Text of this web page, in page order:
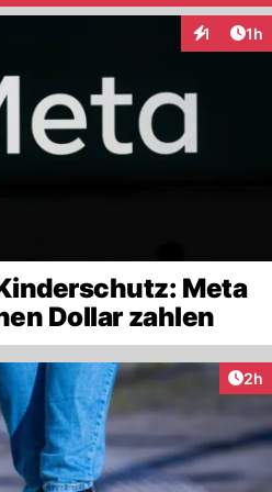
1 1h
Meta
Dollar zahlen
2h